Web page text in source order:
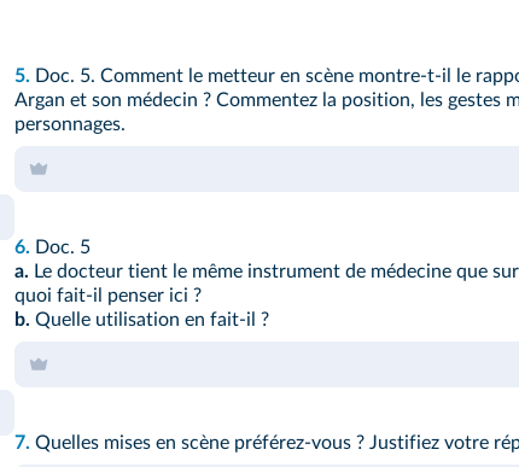
5. Doc. 5. Comment le metteur en scène montre-t-il le
Argan et son médecin ? Commentez la position, les gestes
personnages.
6. Doc. 5
a. Le docteur tient le même instrument de médecine que
quoi fait-il penser ici ?
b. Quelle utilisation en fait‑il ?
7. Quelles mises en scène préférez-vous ? Justifiez votre